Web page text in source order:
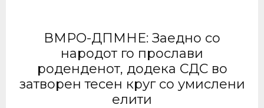
ВМРО-ДПМНЕ: Заедно со
народот го прослави
роденденот, додека СДС во
затворен тесен круг со умислени
елити